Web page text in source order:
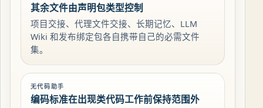
其余文件由声明包类型控制
项目交接、代理文件交接、长期记忆、LLM
Wiki 和发布绑定包各自携带自己的必需文件
集。
无代码助手
编码标准在出现类代码工作前保持范围外